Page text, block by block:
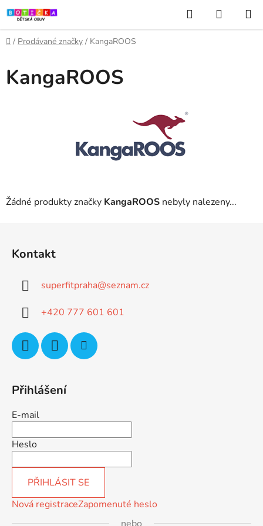
Přejít
na
obsah
Hledat
KOŠÍK
Domů
/ Prodávané značky / KangaROOS
KangaROOS
Žádné produkty značky KangaROOS nebyly nalezeny...
Kontakt
superfitpraha@seznam.cz
+420 777 601 601
Přihlášení
E-mail
Heslo
PŘIHLÁSIT SE
Nová registraceZapomenuté heslo